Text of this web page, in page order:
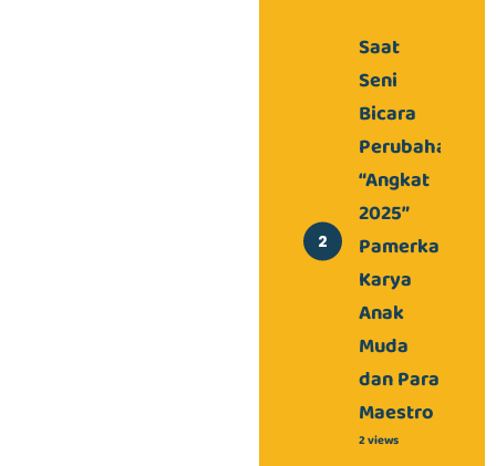
Saat
Seni
Bicara
Perubahan,
“Angkat
2025”
Pamerkan
Karya
Anak
Muda
dan Para
Maestro
2 views